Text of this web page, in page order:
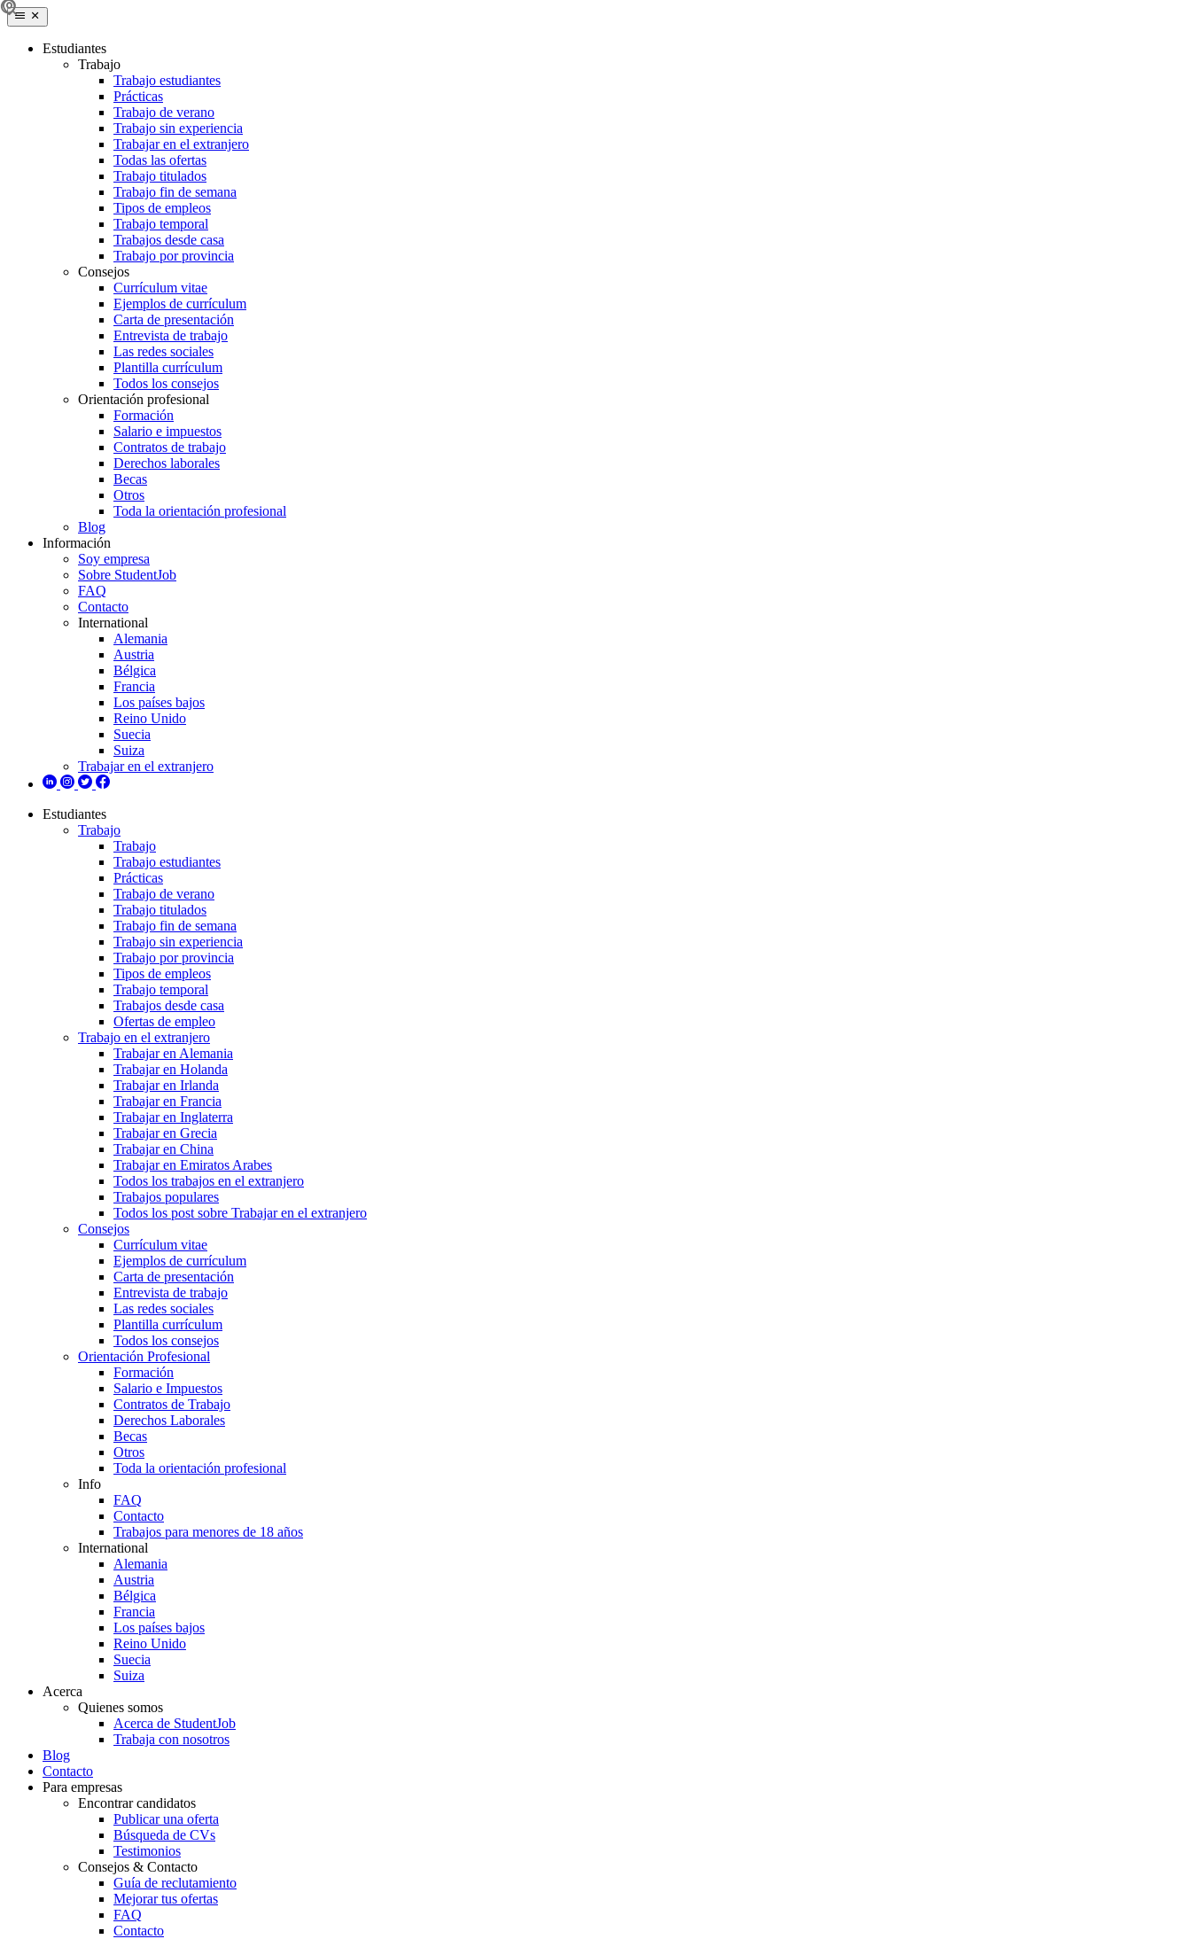
Estudiantes
Trabajo
Trabajo estudiantes
Prácticas
Trabajo de verano
Trabajo sin experiencia
Trabajar en el extranjero
Todas las ofertas
Trabajo titulados
Trabajo fin de semana
Tipos de empleos
Trabajo temporal
Trabajos desde casa
Trabajo por provincia
Consejos
Currículum vitae
Ejemplos de currículum
Carta de presentación
Entrevista de trabajo
Las redes sociales
Plantilla currículum
Todos los consejos
Orientación profesional
Formación
Salario e impuestos
Contratos de trabajo
Derechos laborales
Becas
Otros
Toda la orientación profesional
Blog
Información
Soy empresa
Sobre StudentJob
FAQ
Contacto
International
Alemania
Austria
Bélgica
Francia
Los países bajos
Reino Unido
Suecia
Suiza
Trabajar en el extranjero
Estudiantes
Trabajo
Trabajo
Trabajo estudiantes
Prácticas
Trabajo de verano
Trabajo titulados
Trabajo fin de semana
Trabajo sin experiencia
Trabajo por provincia
Tipos de empleos
Trabajo temporal
Trabajos desde casa
Ofertas de empleo
Trabajo en el extranjero
Trabajar en Alemania
Trabajar en Holanda
Trabajar en Irlanda
Trabajar en Francia
Trabajar en Inglaterra
Trabajar en Grecia
Trabajar en China
Trabajar en Emiratos Arabes
Todos los trabajos en el extranjero
Trabajos populares
Todos los post sobre Trabajar en el extranjero
Consejos
Currículum vitae
Ejemplos de currículum
Carta de presentación
Entrevista de trabajo
Las redes sociales
Plantilla currículum
Todos los consejos
Orientación Profesional
Formación
Salario e Impuestos
Contratos de Trabajo
Derechos Laborales
Becas
Otros
Toda la orientación profesional
Info
FAQ
Contacto
Trabajos para menores de 18 años
International
Alemania
Austria
Bélgica
Francia
Los países bajos
Reino Unido
Suecia
Suiza
Acerca
Quienes somos
Acerca de StudentJob
Trabaja con nosotros
Blog
Contacto
Para empresas
Encontrar candidatos
Publicar una oferta
Búsqueda de CVs
Testimonios
Consejos & Contacto
Guía de reclutamiento
Mejorar tus ofertas
FAQ
Contacto